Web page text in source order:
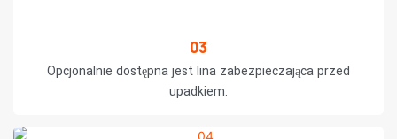
03
Opcjonalnie dostępna jest lina zabezpieczająca przed
upadkiem.